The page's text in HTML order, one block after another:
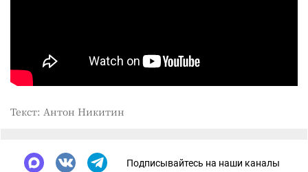
Текст: Антон Никитин
Подписывайтесь на наши каналы